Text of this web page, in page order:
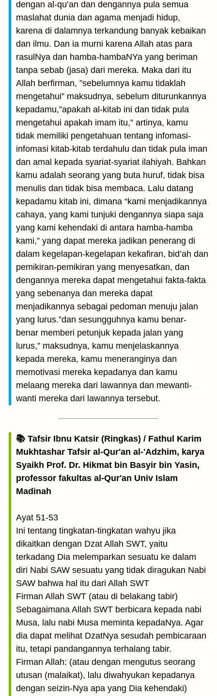
dengan al-qu’an dan dengannya pula semua
maslahat dunia dan agama menjadi hidup,
karena di dalamnya terkandung banyak kebaikan
dan ilmu. Dan ia murni karena Allah atas para
rasulNya dan hamba-hambaNYa yang beriman
tanpa sebab (jasa) dari mereka. Maka dari itu
Allah berfirman, ”sebelumnya kamu tidaklah
mengetahui” maksudnya, sebelum diturunkannya
kepadamu,”apakah al-kitab ini dan tidak pula
mengetahui apakah imam itu,” artinya, kamu
tidak memiliki pengetahuan tentang infomasi-
infomasi kitab-kitab terdahulu dan tidak pula iman
dan amal kepada syariat-syariat ilahiyah. Bahkan
kamu adalah seorang yang buta huruf, tidak bisa
menulis dan tidak bisa membaca. Lalu datang
kepadamu kitab ini, dimana “kami menjadikannya
cahaya, yang kami tunjuki dengannya siapa saja
yang kami kehendaki di antara hamba-hamba
kami,” yang dapat mereka jadikan penerang di
dalam kegelapan-kegelapan kekafiran, bid’ah dan
pemikiran-pemikiran yang menyesatkan, dan
dengannya mereka dapat mengetahui fakta-fakta
yang sebenanya dan mereka dapat
menjadikannya sebagai pedoman menuju jalan
yang lurus.”dan sesungguhnya kamu benar-
benar memberi petunjuk kepada jalan yang
lurus,” maksudnya, kamu menjelaskannya
kepada mereka, kamu meneranginya dan
memotivasi mereka kepadanya dan kamu
melaang mereka dari lawannya dan mewanti-
wanti mereka dari lawannya tersebut.
📚 Tafsir Ibnu Katsir (Ringkas) / Fathul Karim
Mukhtashar Tafsir al-Qur'an al-'Adzhim, karya
Syaikh Prof. Dr. Hikmat bin Basyir bin Yasin,
professor fakultas al-Qur'an Univ Islam
Madinah
Ayat 51-53
Ini tentang tingkatan-tingkatan wahyu jika
dikaitkan dengan Dzat Allah SWT, yaitu
terkadang Dia melemparkan sesuatu ke dalam
diri Nabi SAW sesuatu yang tidak diragukan Nabi
SAW bahwa hal itu dari Allah SWT
Firman Allah SWT (atau di belakang tabir)
Sebagaimana Allah SWT berbicara kepada nabi
Musa, lalu nabi Musa meminta kepadaNya. Agar
dia dapat melihat DzatNya sesudah pembicaraan
itu, tetapi pandangannya terhalang tabir.
Firman Allah: (atau dengan mengutus seorang
utusan (malaikat), lalu diwahyukan kepadanya
dengan seizin-Nya apa yang Dia kehendaki)